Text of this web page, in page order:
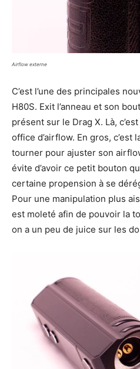
Airflow externe
C’est l’une des principales
H80S. Exit l’anneau et son
présent sur le Drag X. Là,
office d’airflow. En gros, c’est
tourner pour ajuster son
évite d’avoir ce petit bouton
certaine propension à se
Pour une manipulation plus
est moleté afin de pouvoir la
on a un peu de juice sur les